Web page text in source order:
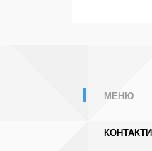
МЕНЮ
КОНТАКТИ